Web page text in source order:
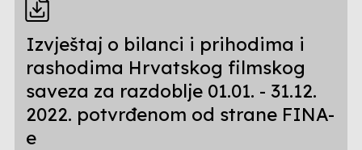
Izvještaj o bilanci i prihodima i
rashodima Hrvatskog filmskog
saveza za razdoblje 01.01. - 31.12.
2022. potvrđenom od strane FINA-
e